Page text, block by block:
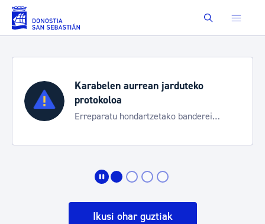
Eduki nagusira joan Buscar
Karabelen aurrean jarduteko
protokoloa
Erreparatu hondartzetako banderei
Ikusi ohar guztiak